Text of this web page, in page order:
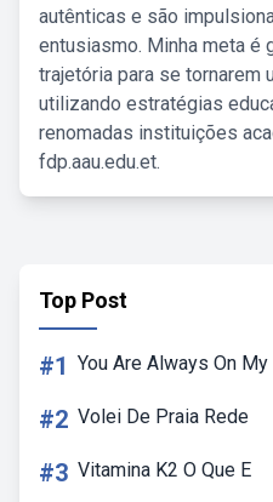
autênticas e são
entusiasmo. Minha meta é
trajetória para se tornarem
utilizando estratégias
renomadas instituições
fdp.aau.edu.et.
Top Post
#1 You Are Always On
#2 Volei De Praia Rede
#3 Vitamina K2 O Que E